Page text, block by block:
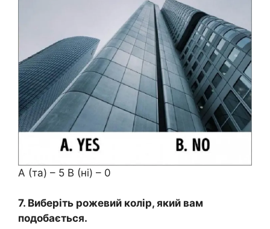
A (та) – 5 B (ні) – 0
7. Виберіть рожевий колір, який вам
подобається.